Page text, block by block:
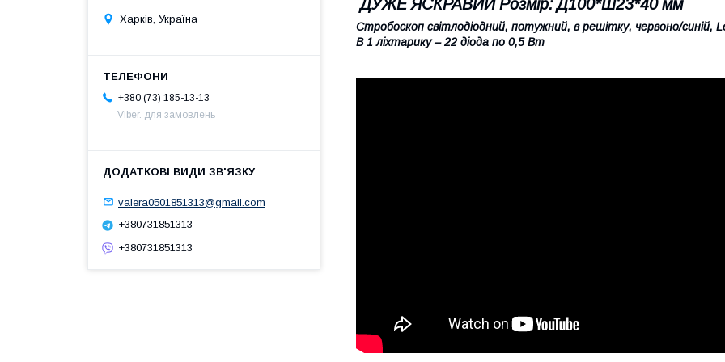
ДУЖЕ ЯСКРАВИЙ Розмір: Д100*Ш23*40 мм
Стробоскоп світлодіодний, потужний, в решітку, червоно/синій,
В 1 ліхтарику – 22 діода по 0,5 Вт
Харків, Україна
+380 (73) 185-13-13
Viber. для замовлень
valera0501851313@gmail.com
+380731851313
+380731851313